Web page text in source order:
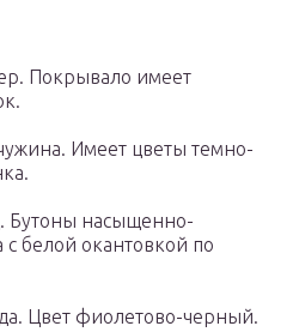
Покрывало имеет
Имеет цветы темно-
Бутоны насыщенно-
с белой окантовкой по
Цвет фиолетово-черный.